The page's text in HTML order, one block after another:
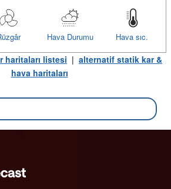
Hava sıc.
Hava Durumu
haritaları listesi | alternatif statik kar &
hava haritaları